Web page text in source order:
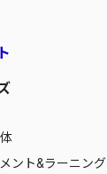
ント&ラーニング